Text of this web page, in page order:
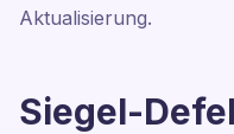
Aktualisierung.
Siegel-